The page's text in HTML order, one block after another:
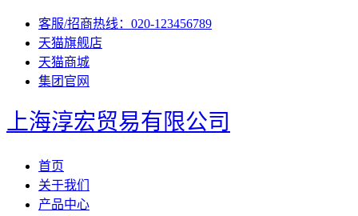
客服/招商热线：020-123456789
天猫旗舰店
天猫商城
集团官网
上海淳宏贸易有限公司
首页
关于我们
产品中心